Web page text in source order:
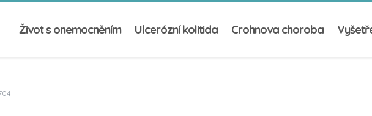
Život s onemocněním Ulcerózní kolitida Crohnova choroba